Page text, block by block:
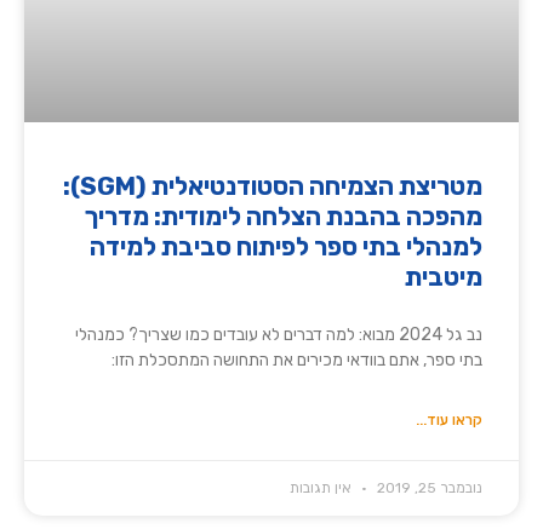
מטריצת הצמיחה הסטודנטיאלית (SGM):
מהפכה בהבנת הצלחה לימודית: מדריך
למנהלי בתי ספר לפיתוח סביבת למידה
מיטבית
נב גל 2024 מבוא: למה דברים לא עובדים כמו שצריך? כמנהלי
בתי ספר, אתם בוודאי מכירים את התחושה המתסכלת הזו:
קראו עוד...
נובמבר 25, 2019 אין תגובות